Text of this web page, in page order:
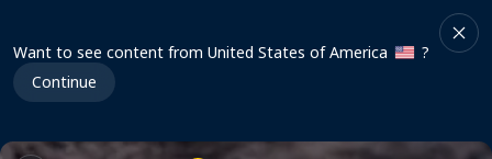
Want to see content from United States of America
?
Continue